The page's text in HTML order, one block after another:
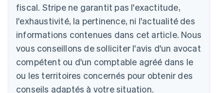
fiscal. Stripe ne garantit pas l'exactitude,
l'exhaustivité, la pertinence, ni l'actualité des
informations contenues dans cet article. Nous
vous conseillons de solliciter l'avis d'un avocat
compétent ou d'un comptable agréé dans le
ou les territoires concernés pour obtenir des
conseils adaptés à votre situation.
NederlandsFrançaisDeutschEnglish
Brésil
Português
Bulgarie
English
Canada
Chine continentale
简体中文English